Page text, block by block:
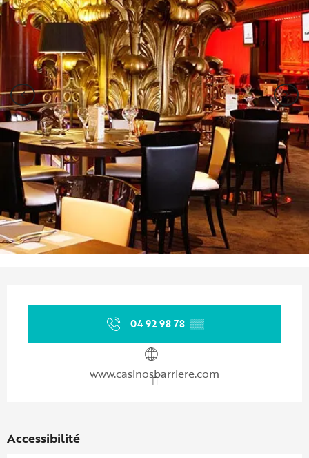
04 92 98 78 ▒▒
www.casinosbarriere.com
Accessibilité